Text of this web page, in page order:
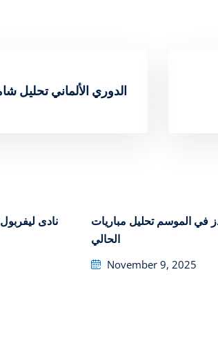
تحليل شامل حول مباريات ‎الدوري الألماني
تحليل وإحصاءات مباريات ‎نادى ليفربول
تحليل مباريات ‎نادى بيراميدز في الموسم
الحالي
Posted
November 9, 2025